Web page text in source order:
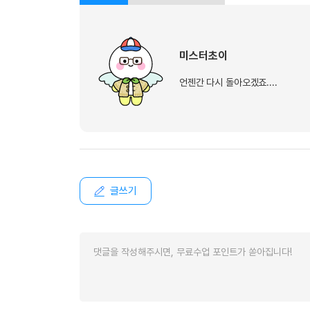
유용한영어표현
유용한영어표현
유용한영어표현
유용한영어표현
미스터초이
언젠간 다시 돌아오겠죠....
글쓰기